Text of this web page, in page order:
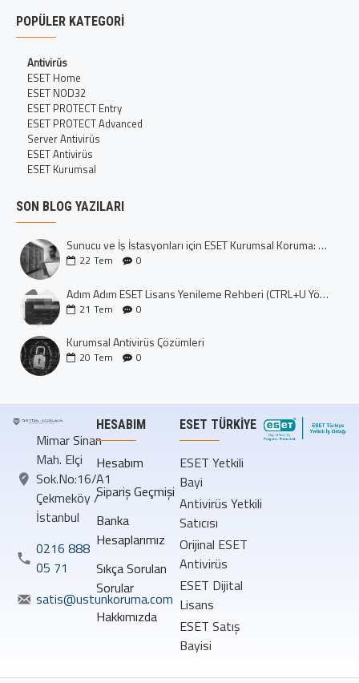
POPÜLER KATEGORI
Antivirüs
ESET Home
ESET NOD32
ESET PROTECT Entry
ESET PROTECT Advanced
Server Antivirüs
ESET Antivirüs
ESET Kurumsal
SON BLOG YAZILARI
Sunucu ve İş İstasyonları için ESET Kurumsal Koruma: Dijital Kalenizi İnşa Edin
22 Tem 0
Adım Adım ESET Lisans Yenileme Rehberi (CTRL+U Yöntemi)
21 Tem 0
Kurumsal Antivirüs Çözümleri
20 Tem 0
Mimar Sinan
Mah. Elçi
Sok.No:16/A1
Çekmeköy /
İstanbul
0216 888
05 71
satis@ustunkoruma.com
HESABIM
Hesabım
Sipariş Geçmişi
Banka
Hesaplarımız
Sıkça Sorulan
Sorular
Hakkımızda
ESET TÜRKIYE
ESET Yetkili
Bayi
Antivirüs Yetkili
Satıcısı
Orijinal ESET
Antivirüs
ESET Dijital
Lisans
ESET Satış
Bayisi